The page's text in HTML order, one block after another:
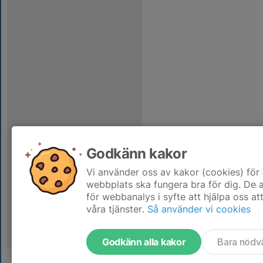
Godkänn kakor
Vi använder oss av kakor (cookies)
webbplats ska fungera bra för dig. De
för webbanalys i syfte att hjälpa oss
våra tjänster. Så använder vi cookies
Godkänn alla kakor Bara